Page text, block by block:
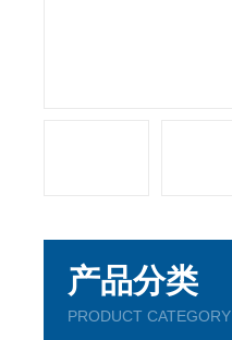
产品分类
PRODUCT CATEGORY